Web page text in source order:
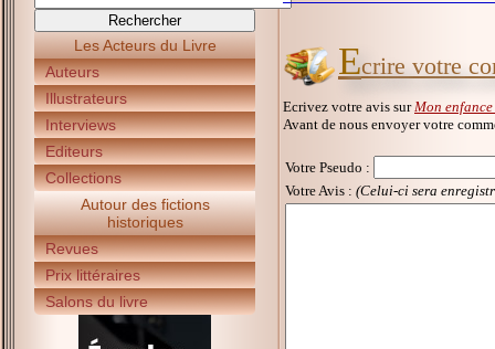
Les Acteurs du Livre
Auteurs
Illustrateurs
Interviews
Editeurs
Collections
Autour des fictions
historiques
Revues
Prix littéraires
Salons du livre
Ecrire votre
Ecrivez votre avis sur Mon
Avant de nous envoyer votre
Votre Pseudo :
Votre Avis : (Celui-ci sera